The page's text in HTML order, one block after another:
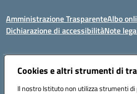
Cookies e altri strumenti di
Il nostro Istituto non utilizza strumenti
Amministrazione TrasparenteAlbo
Dichiarazione di accessibilitàNote
Indirizzo:Via De Martis s.n.c. 07029 Tempio
Posta elettronica certificata (PEC):